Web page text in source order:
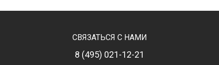
СВЯЗАТЬСЯ С НАМИ
8 (495) 021-12-21